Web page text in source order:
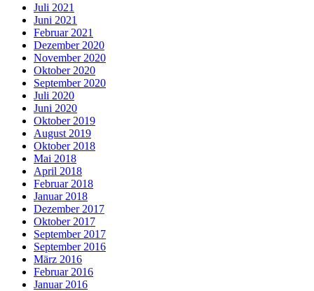
Juli 2021
Juni 2021
Februar 2021
Dezember 2020
November 2020
Oktober 2020
September 2020
Juli 2020
Juni 2020
Oktober 2019
August 2019
Oktober 2018
Mai 2018
April 2018
Februar 2018
Januar 2018
Dezember 2017
Oktober 2017
September 2017
September 2016
März 2016
Februar 2016
Januar 2016